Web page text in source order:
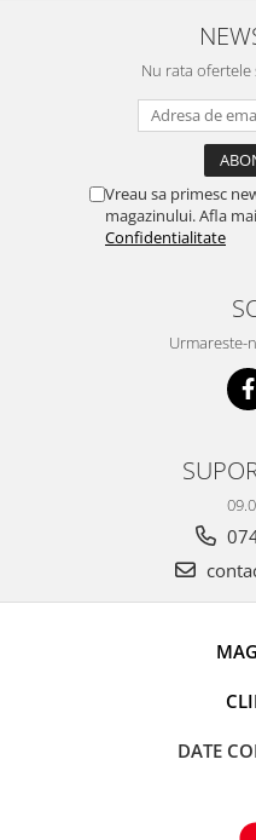
Nu rata
Vreau sa primesc
magazinului. Afla
Confidentialitate
Urmareste-
DATE